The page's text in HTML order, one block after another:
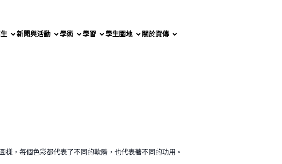
新聞與活動 學術 學習 學生園地 關於資傳
，每個色彩都代表了不同的軟體，也代表著不同的功用。